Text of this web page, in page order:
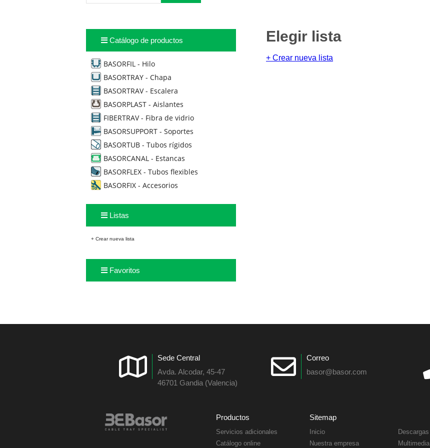
Catálogo de productos
BASORFIL - Hilo
BASORTRAY - Chapa
BASORTRAV - Escalera
BASORPLAST - Aislantes
FIBERTRAV - Fibra de vidrio
BASORSUPPORT - Soportes
BASORTUB - Tubos rígidos
BASORCANAL - Estancas
BASORFLEX - Tubos flexibles
BASORFIX - Accesorios
Listas
+ Crear nueva lista
Favoritos
Elegir lista
+ Crear nueva lista
Sede Central
Avda. Alcodar, 45-47
46701 Gandia (Valencia)
Correo
basor@basor.com
Productos
Servicios adicionales
Catálogo online
Sitemap
Inicio
Nuestra empresa
Descargas
Multimedia